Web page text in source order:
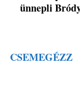
ünnepli
CSEMEGÉZZ